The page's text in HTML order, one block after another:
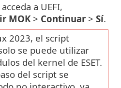
a UEFI,
MOK> Continuar > Sí.
2023, el script
se puede utilizar
del kernel de ESET.
del script se